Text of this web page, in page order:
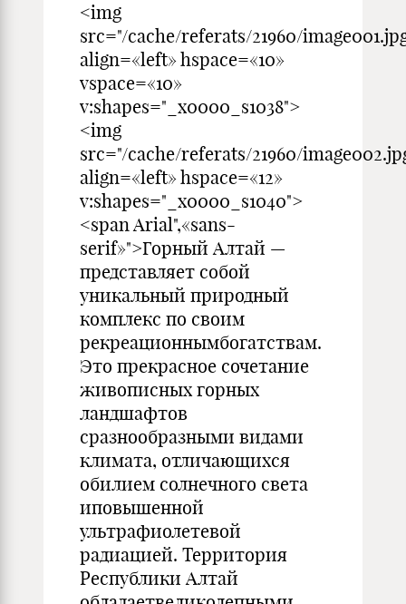
<img
src="/cache/referats/21960/
align=«left» hspace=«10»
vspace=«10»
v:shapes="_x0000_s1038">
<img
src="/cache/referats/21960/
align=«left» hspace=«12»
v:shapes="_x0000_s1040">
<span Arial",«sans-
serif»">Горный Алтай —
представляет собой
уникальный природный
комплекс по своим
рекреационнымбогатствам.
Это прекрасное сочетание
живописных горных
ландшафтов
сразнообразными видами
климата, отличающихся
обилием солнечного света
иповышенной
ультрафиолетевой
радиацией. Территория
Республики Алтай